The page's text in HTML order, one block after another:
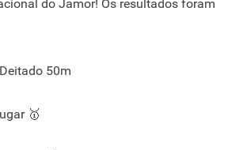
do Jamor! Os resultados foram
50m
🥇